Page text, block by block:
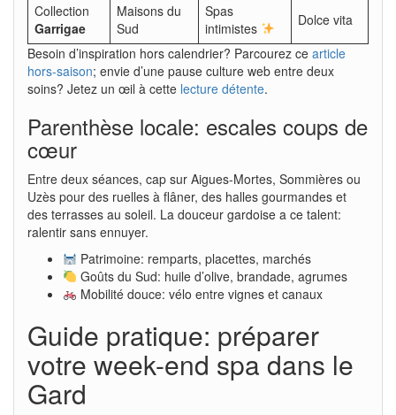
Collection
Garrigae
Maisons du
Sud
Spas
intimistes
Dolce vita
Besoin d’inspiration hors calendrier? Parcourez ce article
hors-saison; envie d’une pause culture web entre deux
soins? Jetez un œil à cette lecture détente.
Parenthèse locale: escales coups de
cœur
Entre deux séances, cap sur Aigues-Mortes, Sommières ou
Uzès pour des ruelles à flâner, des halles gourmandes et
des terrasses au soleil. La douceur gardoise a ce talent:
ralentir sans ennuyer.
Patrimoine: remparts, placettes, marchés
Goûts du Sud: huile d’olive, brandade, agrumes
Mobilité douce: vélo entre vignes et canaux
Guide pratique: préparer
votre week-end spa dans le
Gard